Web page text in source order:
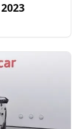
2023